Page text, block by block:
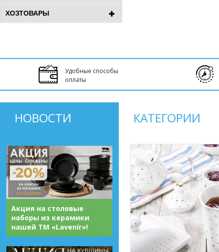
ХОЗТОВАРЫ
Удобные способы
оплаты
НОВОСТИ
Акция на столовые
наборы из керамики
нашей ТМ «Lavenir»!
КАТЕГОРИИ